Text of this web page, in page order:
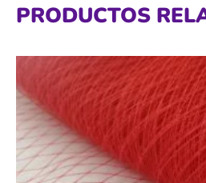
PRODUCTOS